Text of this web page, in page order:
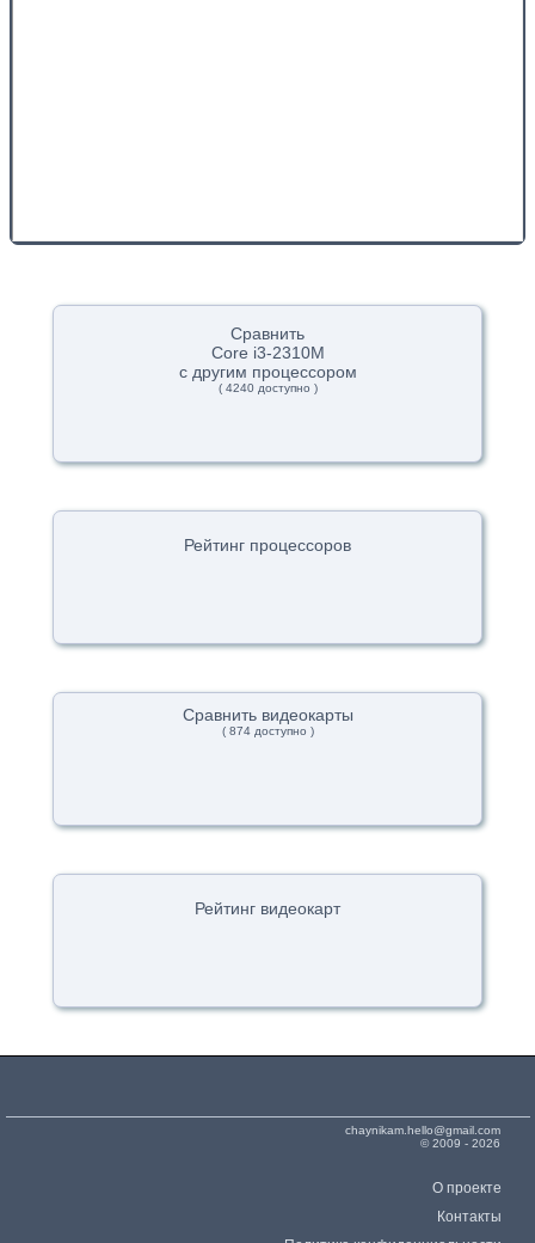
Сравнить
Core i3-2310M
с другим процессором
( 4240 доступно )
Рейтинг процессоров
Сравнить видеокарты
( 874 доступно )
Рейтинг видеокарт
chaynikam.hello@gmail.com
© 2009 - 2026
О проекте
Контакты